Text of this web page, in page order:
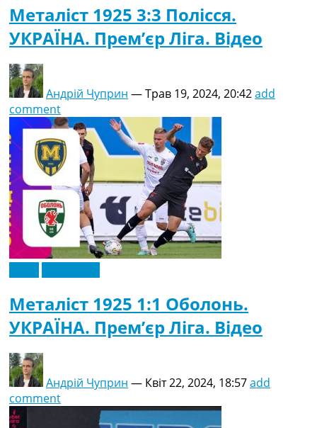
Металіст 1925 3:3 Полісся.
УКРАЇНА. Прем’єр Ліга. Відео
Андрій Чуприн —Трав 19, 2024, 20:42add
comment
Металіст 1925 1:1 Оболонь.
УКРАЇНА. Прем’єр Ліга. Відео
Андрій Чуприн — Квіт 22, 2024, 18:57add
comment